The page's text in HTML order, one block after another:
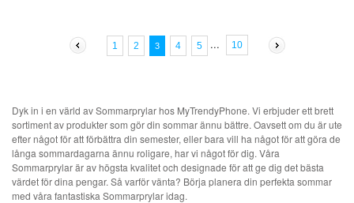
1 2 3 4 5 ... 10
Dyk in i en värld av Sommarprylar hos MyTrendyPhone. Vi erbjuder ett brett
sortiment av produkter som gör din sommar ännu bättre. Oavsett om du är ute
efter något för att förbättra din semester, eller bara vill ha något för att göra de
långa sommardagarna ännu roligare, har vi något för dig. Våra
Sommarprylar är av högsta kvalitet och designade för att ge dig det bästa
värdet för dina pengar. Så varför vänta? Börja planera din perfekta sommar
med våra fantastiska Sommarprylar idag.